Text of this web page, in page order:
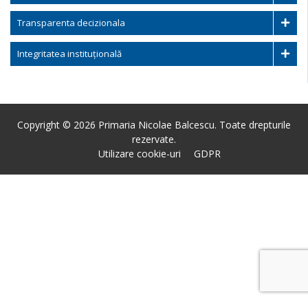
Transparenta decizionala
Integritatea instituțională
Copyright © 2026 Primaria Nicolae Balcescu. Toate drepturile
rezervate.
Utilizare cookie-uri
GDPR